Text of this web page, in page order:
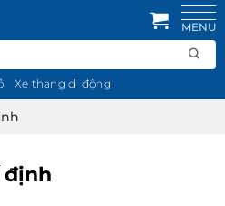
Xe thang di động
định